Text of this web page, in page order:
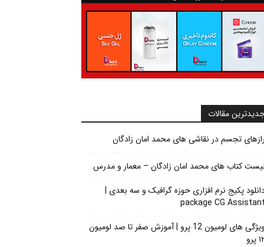
مقالات
رازهای تجسم در نقاشی های محمد امان زادگان
لیست کتاب های محمد امان زادگان – معمار و مدرس
پکیج نرم افزاری حوزه گرافیک و سه بعدی |
package CG Assistant
ویژگی های لومیون 12 پرو | آموزش صفر تا صد لومیون